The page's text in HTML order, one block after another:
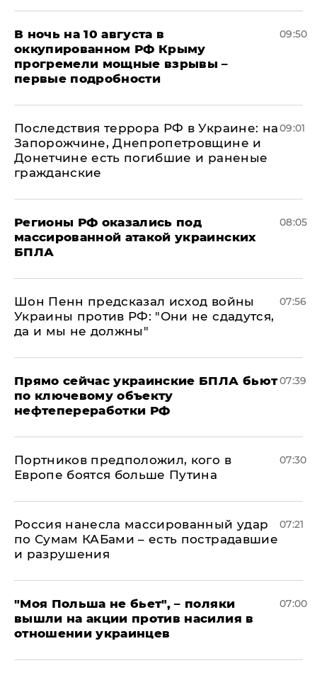
В ночь на 10 августа в
оккупированном РФ Крыму
прогремели мощные взрывы –
первые подробности
09:50
Последствия террора РФ в Украине: на
Запорожчине, Днепропетровщине и
Донетчине есть погибшие и раненые
гражданские
09:01
Регионы РФ оказались под
массированной атакой украинских
БПЛА
08:05
Шон Пенн предсказал исход войны
Украины против РФ: "Они не сдадутся,
да и мы не должны"
07:56
Прямо сейчас украинские БПЛА бьют
по ключевому объекту
нефтепереработки РФ
07:39
Портников предположил, кого в
Европе боятся больше Путина
07:30
Россия нанесла массированный удар
по Сумам КАБами – есть пострадавшие
и разрушения
07:21
"Моя Польша не бьет", – поляки
вышли на акции против насилия в
отношении украинцев
07:00